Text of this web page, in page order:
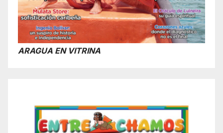
ARAGUA EN VITRINA